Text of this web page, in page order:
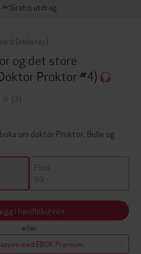
Gratis utdrag
(innleser)
og det store
Proktor #4)
(3)
om doktor Proktor, Bulle og
Ebok
99,-
i handlekurven
eller
med EBOK Premium